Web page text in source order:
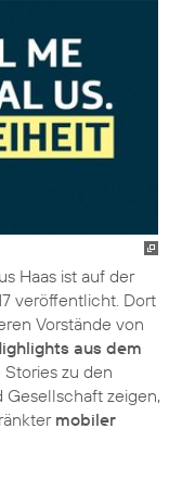
Haas ist auf der
veröffentlicht. Dort
Vorstände von
aus dem
Stories zu den
zeigen,
mobiler